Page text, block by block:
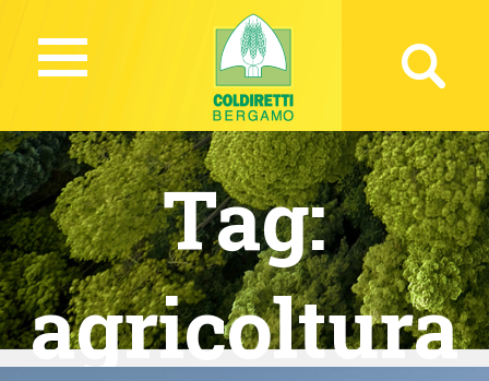
Tag:
agricoltura